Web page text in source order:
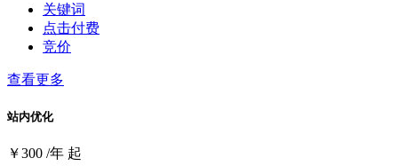
关键词
点击付费
竞价
查看更多
站内优化
￥300 /年 起